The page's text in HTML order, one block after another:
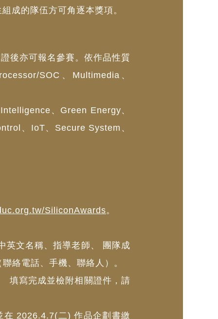
成的隊伍方可角逐本獎項。
後亦可報名參賽。依作品性質
SOC、Multimedia、
、Green Energy、
、IoT、Secure System、
SiliconAwards。
英文名稱、指導老師、 團隊成
絡電話、手機、聯絡人）。
填寫完成並檢附相關證件，請
2026.4.7(二) 作品企劃書繳